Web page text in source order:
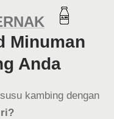
Minuman
Anda
kambing dengan